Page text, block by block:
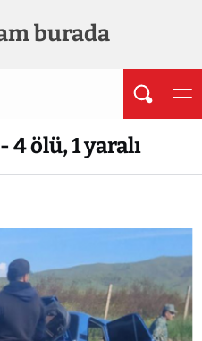
burada
4 ölü, 1 yaralı